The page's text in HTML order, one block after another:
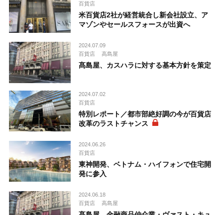
百貨店
米百貨店2社が経営統合し新会社設立、ア
マゾンやセールスフォースが出資へ
2024.07.09
百貨店
高島屋
髙島屋、カスハラに対する基本方針を策定
2024.07.02
百貨店
特別レポート／都市部絶好調の今が百貨店
改革のラストチャンス
2024.06.26
百貨店
東神開発、ベトナム・ハイフォンで住宅開
発に参入
2024.06.18
百貨店
高島屋